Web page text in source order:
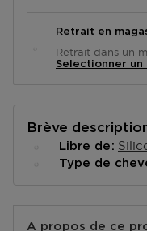
Retrait en
Retrait dans un
Selectionner un
Brève
Libre de
Type de
A propos de ce